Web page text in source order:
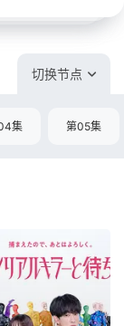
切换节点
集 第05集